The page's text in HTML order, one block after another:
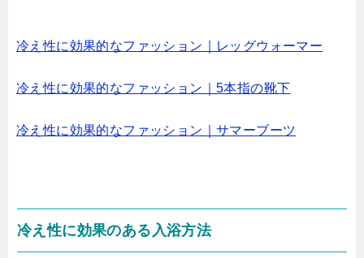
冷え性に効果的なファッション｜レッグウォーマー
冷え性に効果的なファッション｜5本指の靴下
冷え性に効果的なファッション｜サマーブーツ
冷え性に効果のある入浴方法